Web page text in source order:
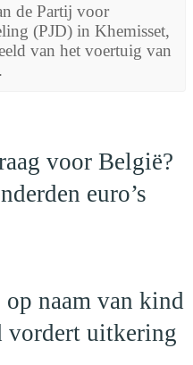
de Partij voor
(PJD) in Khemisset,
van het voertuig van
voor België?
euro’s
naam van kind
vordert uitkering